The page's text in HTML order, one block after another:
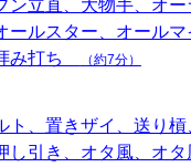
ン立直、大物手、オ
ールスター、オールマ
み打ち
（約7分）
ト、置きザイ、送り槓
し引き、オタ風、オタ